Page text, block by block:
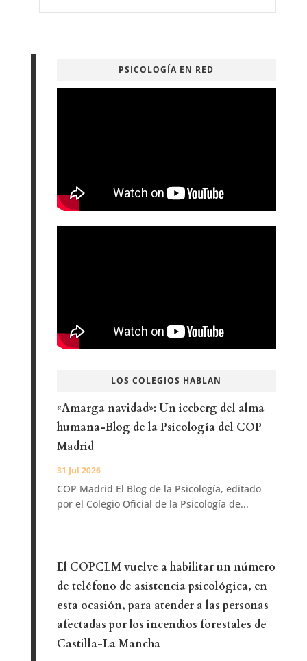
PSICOLOGÍA EN RED
LOS COLEGIOS HABLAN
«Amarga navidad»: Un iceberg del alma
humana-Blog de la Psicología del COP
Madrid
31 Jul 2026
COP Madrid El Blog de la Psicología, editado
por el Colegio Oficial de la Psicología de...
El COPCLM vuelve a habilitar un número
de teléfono de asistencia psicológica, en
esta ocasión, para atender a las personas
afectadas por los incendios forestales de
Castilla-La Mancha